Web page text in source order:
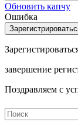
Обновить капчу
Ошибка
завершение
Поздравляем с